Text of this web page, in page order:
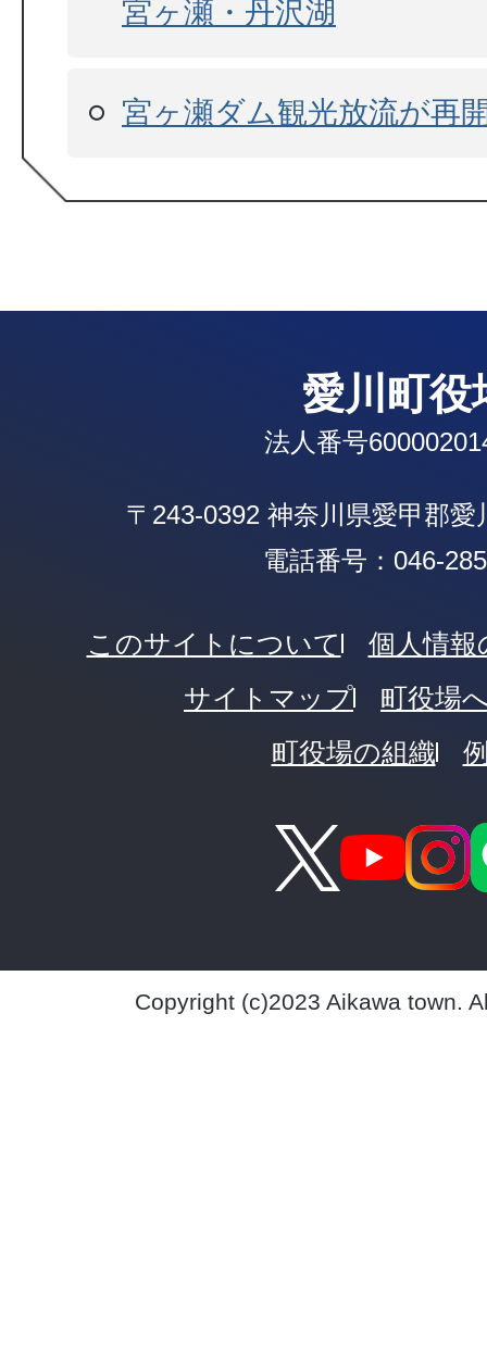
宮ヶ瀬・丹沢湖
宮ヶ瀬ダム観光放流が再
愛川町役
法人番号
〒243-0392 神奈川県愛甲郡愛
電話番号：046-
このサイトについて
個人情
サイトマップ
町役場
町役場の組織
Copyright (c)2023 Aikawa town.